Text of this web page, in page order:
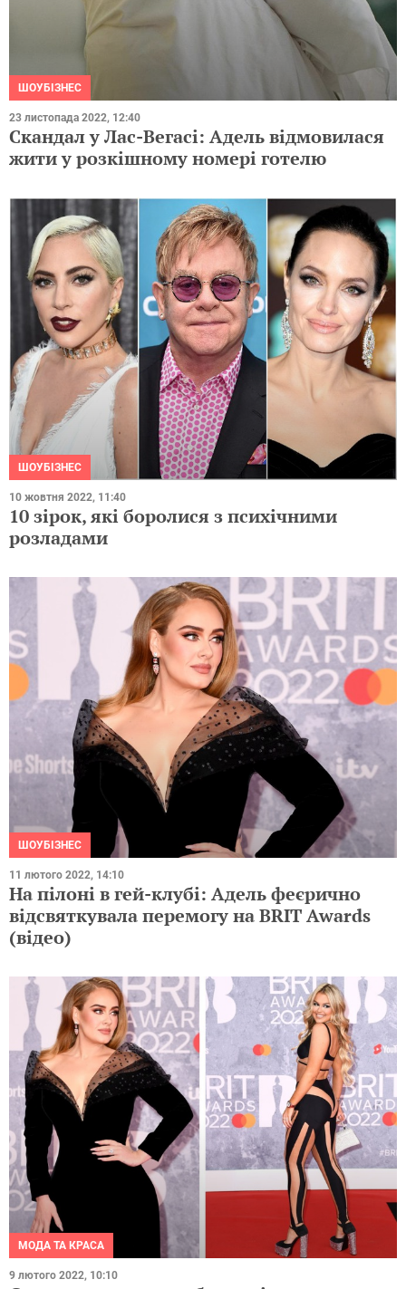
ШОУБІЗНЕС
23 листопада 2022, 12:40
Скандал у Лас-Вегасі: Адель відмовилася
жити у розкішному номері готелю
ШОУБІЗНЕС
10 жовтня 2022, 11:40
10 зірок, які боролися з психічними
розладами
ШОУБІЗНЕС
11 лютого 2022, 14:10
На пілоні в гей-клубі: Адель феєрично
відсвяткувала перемогу на BRIT Awards
(відео)
МОДА ТА КРАСА
9 лютого 2022, 10:10